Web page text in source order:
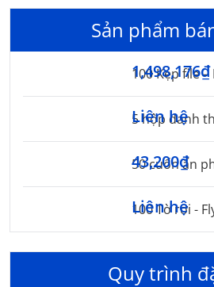
Sản phẩm
100 Kẹp file
1,498,176₫
5 hộp danh
Liên hệ
50 cuốn ấn
43,200₫
100 Tờ rơi -
Liên hệ
Quy trình